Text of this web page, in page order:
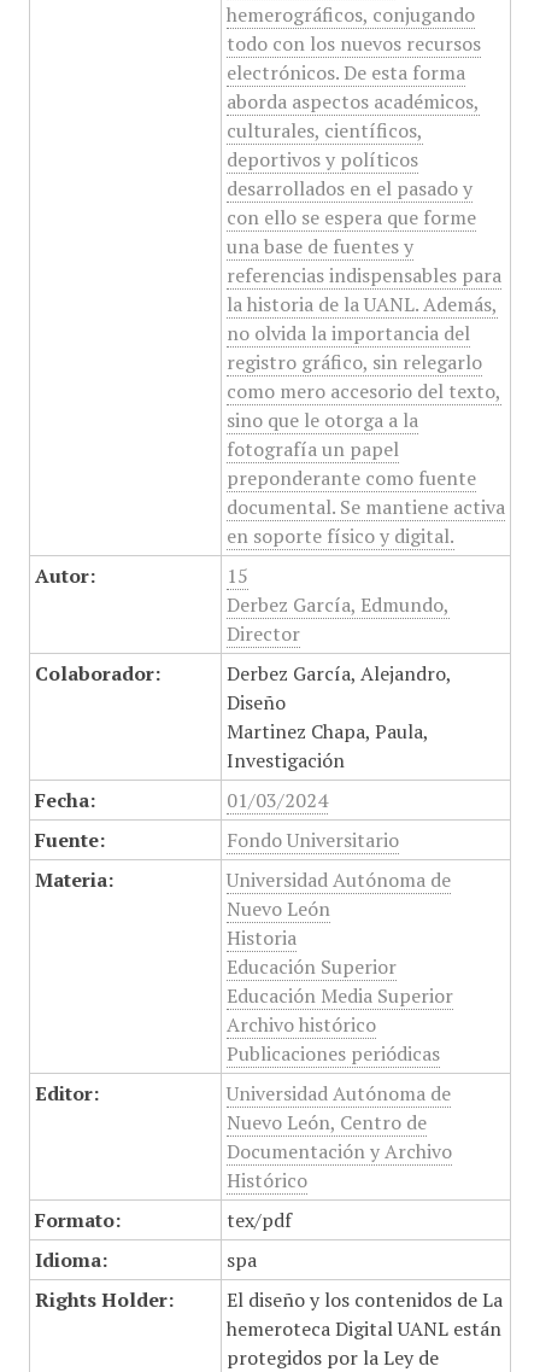
hemerográficos, conjugando
todo con los nuevos recursos
electrónicos. De esta forma
aborda aspectos académicos,
culturales, científicos,
deportivos y políticos
desarrollados en el pasado y
con ello se espera que forme
una base de fuentes y
referencias indispensables para
la historia de la UANL. Además,
no olvida la importancia del
registro gráfico, sin relegarlo
como mero accesorio del texto,
sino que le otorga a la
fotografía un papel
preponderante como fuente
documental. Se mantiene activa
en soporte físico y digital.
Autor:
15
Derbez García, Edmundo,
Director
Colaborador:
Derbez García, Alejandro,
Diseño
Martinez Chapa, Paula,
Investigación
Fecha:
01/03/2024
Fuente:
Fondo Universitario
Materia:
Universidad Autónoma de
Nuevo León
Historia
Educación Superior
Educación Media Superior
Archivo histórico
Publicaciones periódicas
Editor:
Universidad Autónoma de
Nuevo León, Centro de
Documentación y Archivo
Histórico
Formato:
tex/pdf
Idioma:
spa
Rights Holder:
El diseño y los contenidos de La
hemeroteca Digital UANL están
protegidos por la Ley de